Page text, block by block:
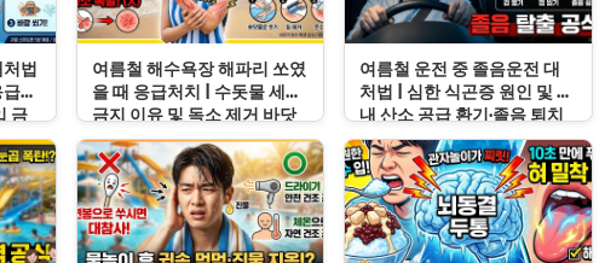
법
처
금
여름철 해수욕장 해파리 쏘였
을 때 응급처치 | 수돗물 세척
금지 이유 및 독소 제거 바닷
물 세척 수칙
여름철 운전 중 졸음운전 대
처법 | 심한 식곤증 원인 및 차
내 산소 공급 환기·졸음 퇴치
응급처치 수칙